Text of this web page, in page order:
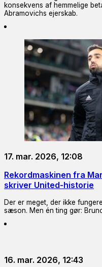
konsekvens af hemmelige
Abramovichs ejerskab.
17. mar. 2026, 12:08
Rekordmaskinen fra
skriver United-historie
Der er meget, der ikke
sæson. Men én ting gør:
16. mar. 2026, 12:43